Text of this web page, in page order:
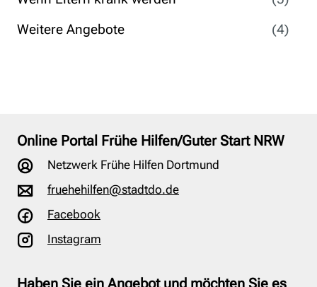
Weitere Angebote
(4)
Online Portal Frühe Hilfen/Guter Start NRW
Netzwerk Frühe Hilfen Dortmund
fruehehilfen@stadtdo.de
Facebook
Instagram